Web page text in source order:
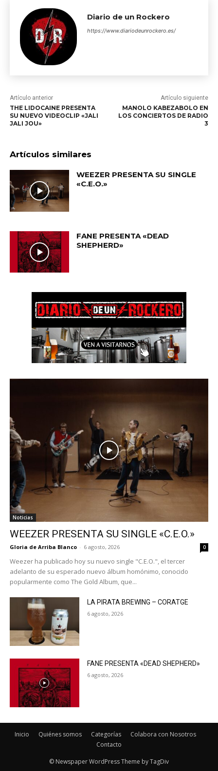
Diario de un Rockero
https://www.diariodeunrockero.es/
Artículo anterior
THE LIDOCAINE PRESENTA
SU NUEVO VIDEOCLIP «JALI
JALI JOU»
Artículo siguiente
MANOLO KABEZABOLO EN
LOS CONCIERTOS DE RADIO
3
Artículos similares
WEEZER PRESENTA SU SINGLE
«C.E.O.»
FANE PRESENTA «DEAD
SHEPHERD»
Noticias
WEEZER PRESENTA SU SINGLE «C.E.O.»
Gloria de Arriba Blanco - 6 agosto, 2026 0
Weezer ha publicado hoy su nuevo single "C.E.O.", el tercer
adelanto de su esperado nuevo álbum homónimo, conocido
popularmente como The Gold Album, que...
LA PIRATA BREWING – CORATGE
6 agosto, 2026
FANE PRESENTA «DEAD SHEPHERD»
6 agosto, 2026
Inicio Quiénes somos Categorías
Colabora con Nosotros
Contacto
© Newspaper WordPress Theme by TagDiv